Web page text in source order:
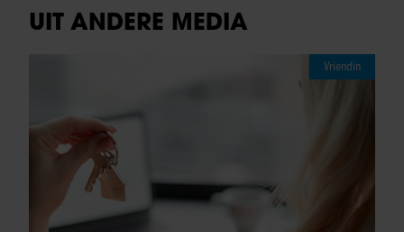
UIT ANDERE MEDIA
Vriendin